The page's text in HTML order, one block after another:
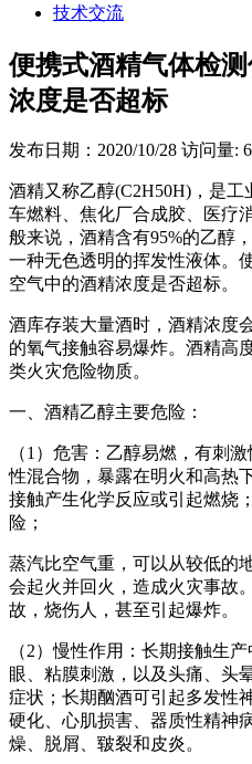
技术交流
便携式酒精气体检
浓度是否超标
发布日期：2020/10/28 访问量:
酒精又称乙醇(C2H50H)，是
车燃料、焦化厂合成胶、医疗
般来说，酒精含有95%的乙醇
一种无色透明的挥发性液体。
空气中的酒精浓度是否超标。
酒库存装大量酒时，酒精浓度
的氧气接触容易爆炸。酒精高
类火灾危险物质。
一、酒精乙醇主要危险：
（1）危害：乙醇易燃，有刺
性混合物，暴露在明火和高热
接触产生化学反应或引起燃烧
险；
蒸汽比空气重，可以从较低的
会起火并回火，造成火灾事故
故，烧伤人，甚至引起爆炸。
（2）慢性作用：长期接触生
眼、粘膜刺激，以及头痛、头
症状；长期酗酒可引起多发性
硬化、心肌损害、器质性精神
燥、脱屑、皲裂和皮炎。